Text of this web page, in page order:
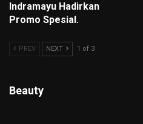
Indramayu Hadirkan
Promo Spesial.
PREV NEXT 1 of 3
Beauty